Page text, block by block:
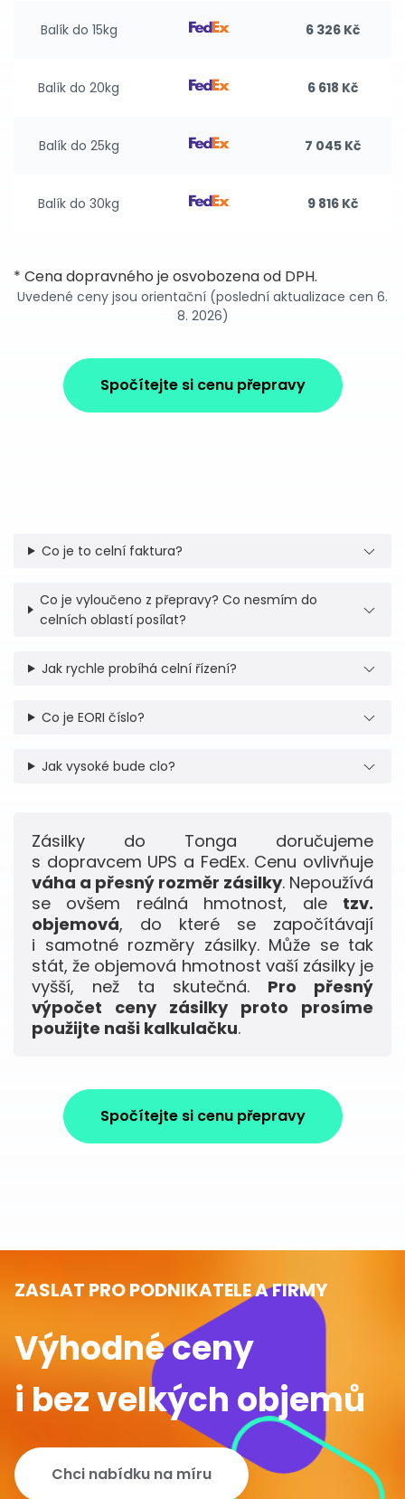
Balík do 15kg 6 326 Kč
Balík do 20kg 6 618 Kč
Balík do 25kg 7 045 Kč
Balík do 30kg 9 816 Kč
* Cena dopravného je osvobozena od DPH.
Uvedené ceny jsou orientační (poslední aktualizace cen 6.
8. 2026)
Spočítejte si cenu přepravy
Co je to celní faktura?
Co je vyloučeno z přepravy? Co nesmím do
celních oblastí posílat?
Jak rychle probíhá celní řízení?
Co je EORI číslo?
Jak vysoké bude clo?
Zásilky do Tonga doručujeme
s dopravcem UPS a FedEx. Cenu ovlivňuje
váha a přesný rozměr zásilky. Nepoužívá
se ovšem reálná hmotnost, ale tzv.
objemová, do které se započítávají
i samotné rozměry zásilky. Může se tak
stát, že objemová hmotnost vaší zásilky je
vyšší, než ta skutečná. Pro přesný
výpočet ceny zásilky proto prosíme
použijte naši kalkulačku.
Spočítejte si cenu přepravy
ZASLAT PRO PODNIKATELE A FIRMY
Výhodné ceny
i bez velkých objemů
Chci nabídku na míru